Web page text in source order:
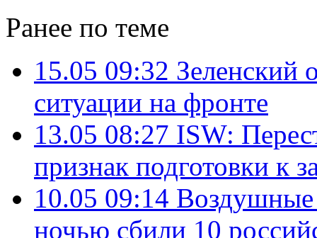
Ранее по теме
15.05 09:32 Зеленский
ситуации на фронте
13.05 08:27 ISW:
признак подготовки к
10.05 09:14
ночью сбили 10